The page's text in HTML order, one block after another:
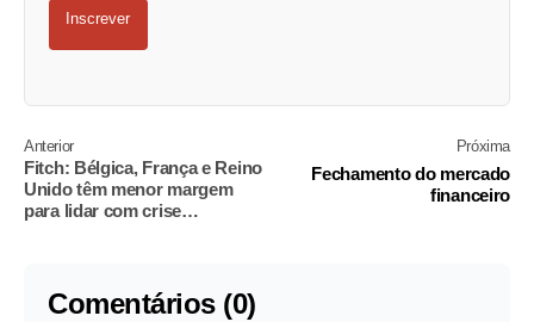
Inscrever
Anterior
Fitch: Bélgica, França e Reino
Unido têm menor margem
para lidar com crise
Próxima
Fechamento do mercado
financeiro
Comentários (0)